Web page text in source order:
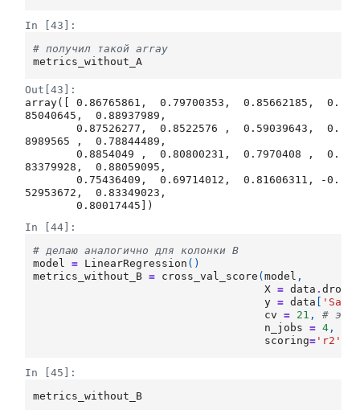
In [43]:
# получил такой array
metrics_without_A
Out[43]:
array([ 0.86765861,  0.79700353,  0.85662185,  0.
85040645,  0.88937989,
8989565 ,  0.78844489,
83379928,  0.88059095,
52953672,  0.83349023,
        0.80017445])
In [44]:
# делаю аналогично для колонки В
model
= LinearRegression ()
metrics_without_B = cross_val_score (model ,
X = data .drop
y = data
cv
= 21 ,
# это
n_jobs
= 4 ,
scoring= 'r2'
In [45]:
metrics_without_B